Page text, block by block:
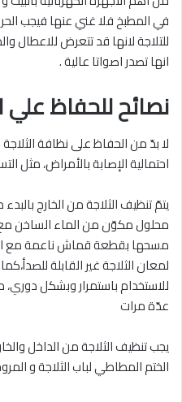
في المطبخ فلا غني عنها فيجب
للتلاجة لانها قد تتعرض للاعطال
انها تصدر اصواتا عالية .
نصائح للحفاظ علي
لا بدّ من الحفاظ على نظافة
احتمالية الإصابة بالأمراض، مثل
يتمّ تنظيف الثلاجة من الخارج
محلول مكوّن من الماء الساخن
مسحها بقطعة قماش ناعمة مع
لمعان الثلاجة غير القابلة
للاستخدام باستمرار وبشكل
عدّة مرات
يجب تنظيف الثلاجة من الداخل
الختم المطاطي لباب الثلاجة و